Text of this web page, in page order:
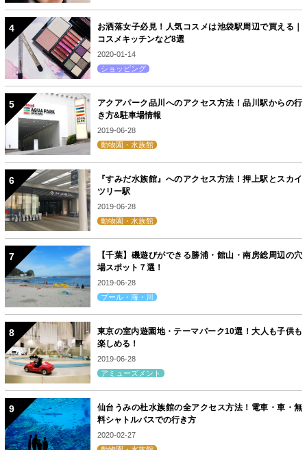
お洒落女子必見！人気コスメは池袋駅周辺で買える｜
コスメキッチンなど8選
2020-01-14
ショッピング
アクアパーク品川へのアクセス方法！品川駅からの行
き方&駐車場情報
2019-06-28
動物園・水族館
『すみだ水族館』へのアクセス方法！押上駅とスカイ
ツリー駅
2019-06-28
動物園・水族館
【千葉】磯遊びができる勝浦・館山・南房総周辺の穴
場スポット７選！
2019-06-28
プール・海・川
東京の室内遊園地・テーマパーク10選！大人も子供も
楽しめる！
2019-06-28
アミューズメント
仙台うみの杜水族館の全アクセス方法！電車・車・無
料シャトルバスでの行き方
2020-02-27